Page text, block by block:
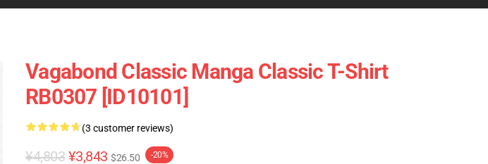
Vagabond Classic Manga Classic T-Shirt
RB0307 [ID10101]
(3 customer reviews)
¥4,803 ¥3,843 $26.50 -20%